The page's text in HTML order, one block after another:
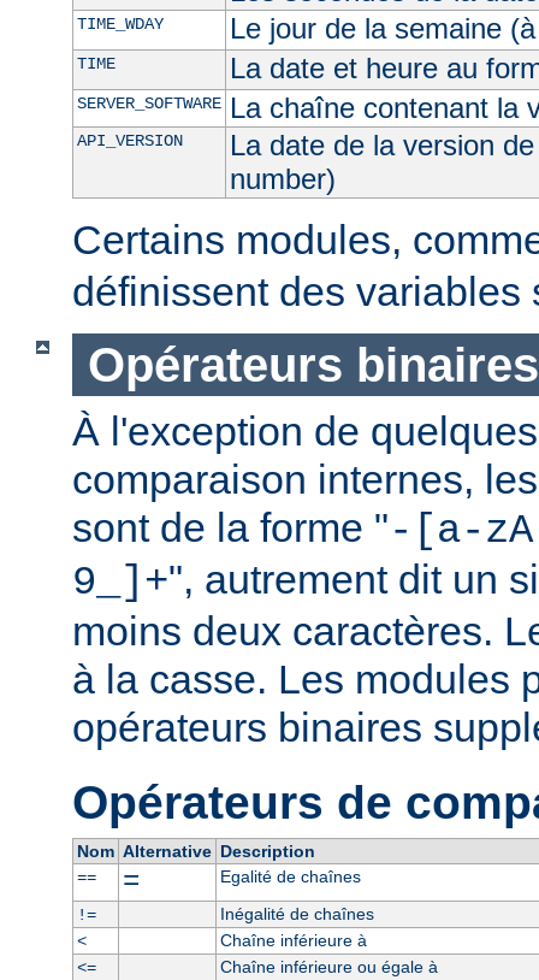
TIME_WDAY Le jour de la semaine
TIME La date et heure au
SERVER_SOFTWARE La chaîne contenant la
API_VERSION
La date de la version
number)
Certains modules,
définissent des variables
Opérateurs binaires
À l'exception de
comparaison internes,
sont de la forme "-[a-
9_]+", autrement dit un
moins deux caractères.
à la casse. Les modules
opérateurs binaires
Opérateurs de
Nom Alternative Description
==
=
Egalité de chaînes
!=
Inégalité de chaînes
<
Chaîne inférieure à
<=
Chaîne inférieure ou égale à